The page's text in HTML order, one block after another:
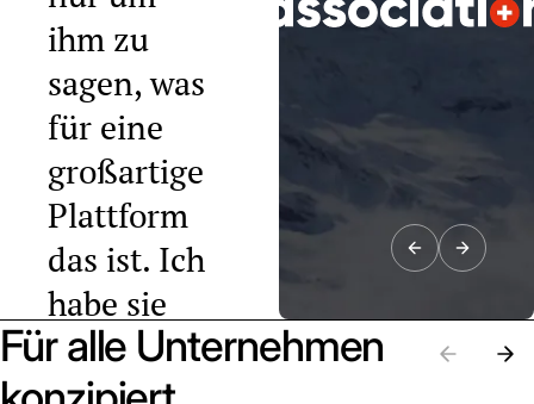
ihm zu
sagen, was
für eine
großartige
Plattform
das ist. Ich
habe sie
bereits an
zehn
Für alle Unternehmen